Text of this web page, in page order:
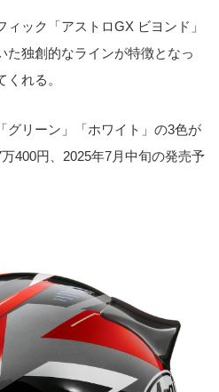
ック「アストロGX ビヨンド」
た独創的なラインが特徴となっ
れる。
グリーン」「ホワイト」の3色が
400円、2025年7月中旬の発売予